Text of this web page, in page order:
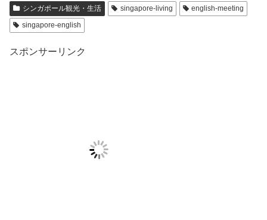
シンガポール観光・生活 singapore-living
english-meeting
singapore-english
スポンサーリンク